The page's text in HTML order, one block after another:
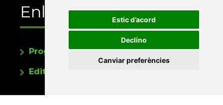
Estic d’acord
Declino
Canviar preferències
Enllaços
Programa de publicacions
Editorials universitàries a Twitter